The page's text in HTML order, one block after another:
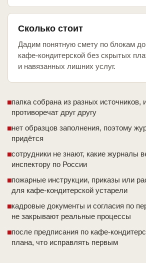
Сколько стоит
Дадим понятную смету по блокам
кафе-кондитерской без скрытых
и навязанных лишних услуг.
папка собрана из разных источников,
противоречат друг другу
нет образцов заполнения, поэтому
придётся
сотрудники не знают, какие журналы
инспектору по России
пожарные инструкции, приказы или
для кафе-кондитерской устарели
кадровые документы и согласия по
не закрывают реальные процессы
после предписания по кафе-
плана, что исправлять первым